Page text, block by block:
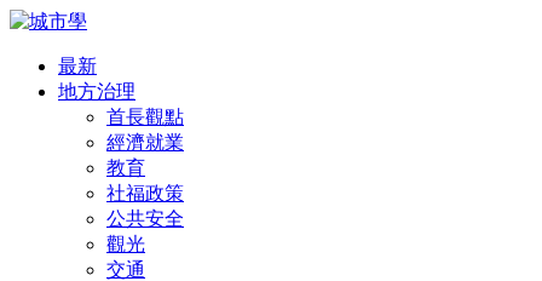
最新
地方治理
首長觀點
經濟就業
教育
社福政策
公共安全
觀光
交通